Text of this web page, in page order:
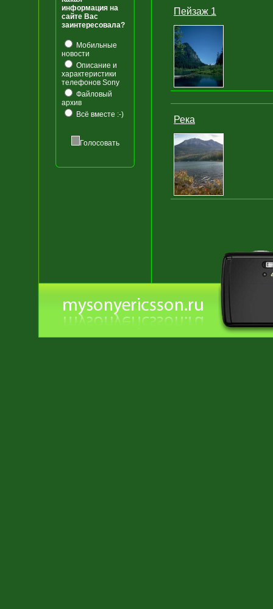
информация на
сайте Вас
заинтересовала?
Мобильные
новости
Описание и
характеристики
телефонов Sony
Файловый
архив
Всё вместе :-)
Голосовать
Пейзаж 1
Река